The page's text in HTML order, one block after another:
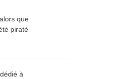
que
piraté
à